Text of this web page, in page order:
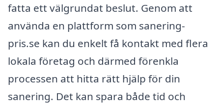
fatta ett välgrundat beslut. Genom att
använda en plattform som sanering-
pris.se kan du enkelt få kontakt med flera
lokala företag och därmed förenkla
processen att hitta rätt hjälp för din
sanering. Det kan spara både tid och